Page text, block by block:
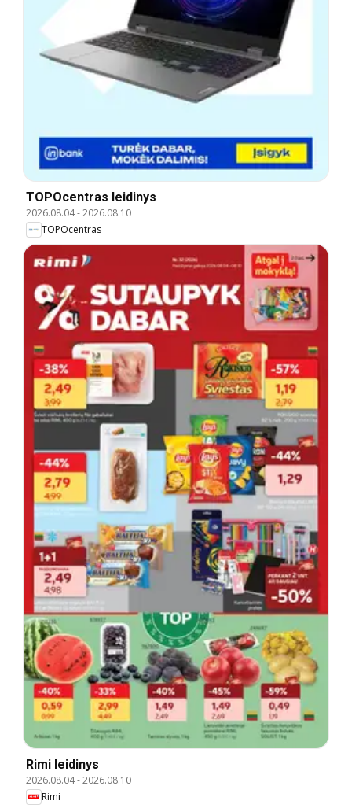
TOPOcentras leidinys
2026.08.04-2026.08.10
TOPOcentras
Rimi leidinys
2026.08.04-2026.08.10
Rimi